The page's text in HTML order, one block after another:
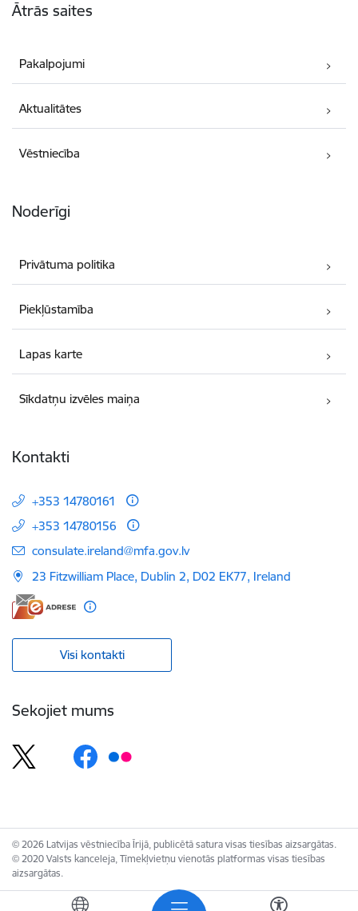
Ātrās saites
Pakalpojumi
Aktualitātes
Vēstniecība
Noderīgi
Privātuma politika
Piekļūstamība
Lapas karte
Sīkdatņu izvēles maiņa
Kontakti
+353 14780161
+353 14780156
E-pasts:
consulate.ireland@mfa.gov.lv
23 Fitzwilliam Place, Dublin 2, D02 EK77, Ireland
Visi kontakti
Sekojiet mums
© 2026 Latvijas vēstniecība Īrijā, publicētā satura visas tiesības aizsargātas.
© 2020 Valsts kanceleja, Tīmekļvietņu vienotās platformas visas tiesības
aizsargātas.